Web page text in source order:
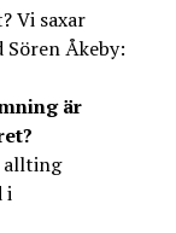
Vi saxar
Åkeby:
är
allting
i